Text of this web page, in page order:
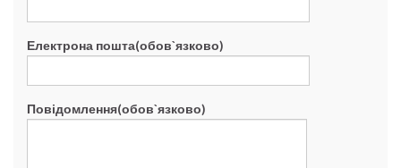
Електрона пошта(обов`язково)
Повідомлення(обов`язково)